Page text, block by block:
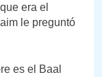
era el
le preguntó
es el Baal